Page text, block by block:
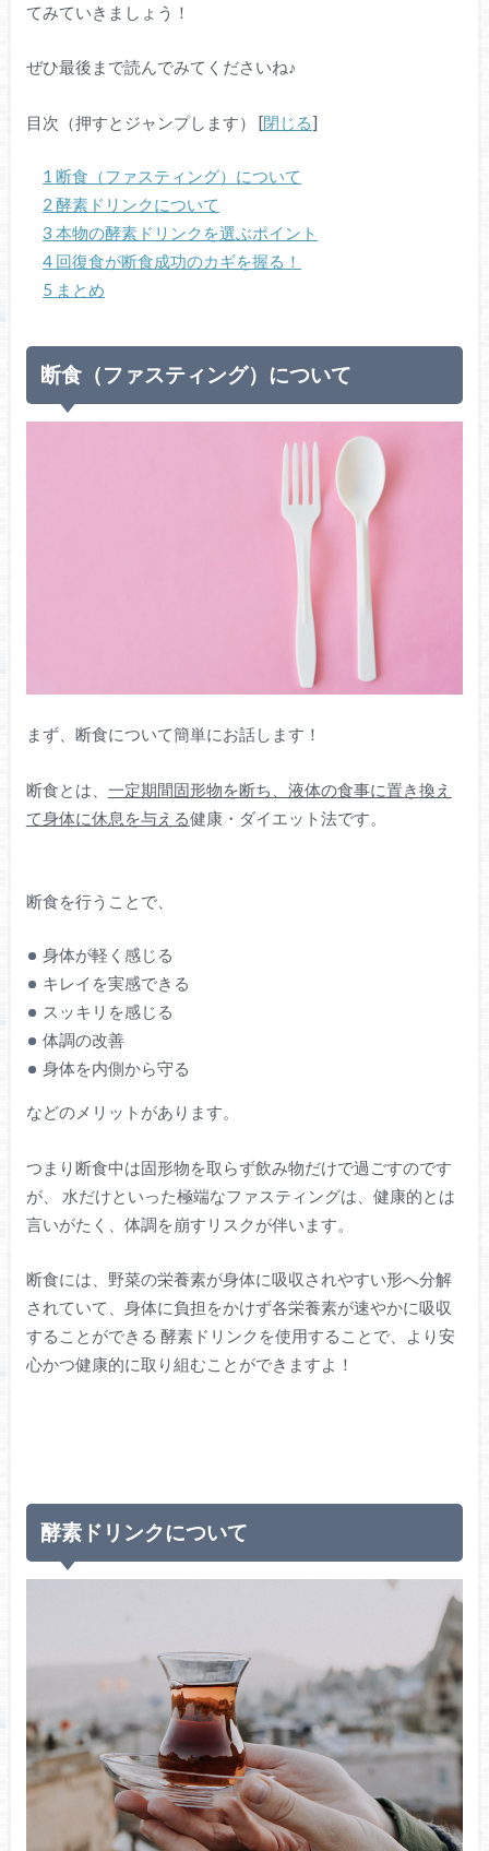
てみていきましょう！
ぜひ最後まで読んでみてくださいね♪
目次（押すとジャンプします） [閉じる]
1 断食（ファスティング）について
2 酵素ドリンクについて
3 本物の酵素ドリンクを選ぶポイント
4 回復食が断食成功のカギを握る！
5 まとめ
断食（ファスティング）について
まず、断食について簡単にお話します！
断食とは、 一定期間固形物を断ち、液体の食事に置き換え
て身体に休息を与える健康・ダイエット法です。
断食を行うことで、
身体が軽く感じる
キレイを実感できる
スッキリを感じる
体調の改善
身体を内側から守る
などのメリットがあります。
つまり断食中は固形物を取らず飲み物だけで過ごすのです
が、 水だけといった極端なファスティングは、健康的とは
言いがたく、体調を崩すリスクが伴います。
断食には、野菜の栄養素が身体に吸収されやすい形へ分解
されていて、身体に負担をかけず各栄養素が速やかに吸収
することができる 酵素ドリンクを使用することで、より安
心かつ健康的に取り組むことができますよ！
酵素ドリンクについて